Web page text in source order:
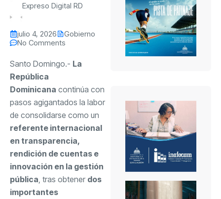
Expreso Digital RD
julio 4, 2026
Gobierno
No Comments
Santo Domingo.- La
República
Dominicana continúa con
pasos agigantados la labor
de consolidarse como un
referente internacional
en transparencia,
rendición de cuentas e
innovación en la gestión
pública , tras obtener dos
importantes